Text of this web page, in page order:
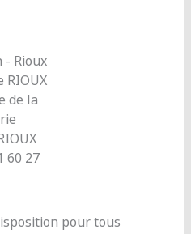
RIOUX
de la
60 27
pour tous